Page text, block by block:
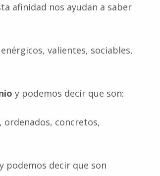
afinidad nos ayudan a saber
valientes, sociables,
y podemos decir que son:
concretos,
y podemos decir que son